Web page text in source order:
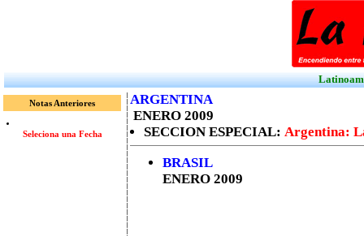
Notas Anteriores
Seleciona una Fecha
ARGENTINA
ENERO 2009
SECCION ESPECIAL: Argentina:
BRASIL
ENERO 2009